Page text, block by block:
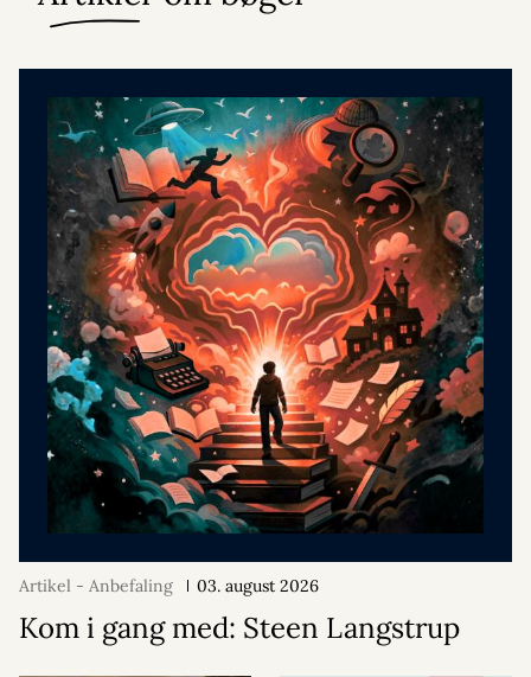
Artikel - Anbefaling 03. august 2026
Kom i gang med: Steen Langstrup